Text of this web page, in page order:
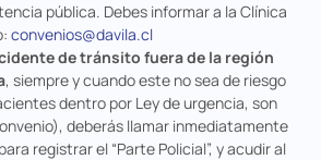
pública. Debes informar a la Clínica
convenios@davila.cl
de tránsito fuera de la región
, siempre y cuando este no sea de riesgo
dentro por Ley de urgencia, son
deberás llamar inmediatamente
registrar el “Parte Policial”, y acudir al